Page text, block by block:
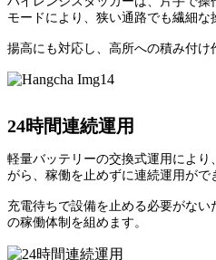
モードにより、狭い通路でも繊細な
揚高にも対応し、高所への積み付け
24時間連続運用
軽量バッテリーの交換式運用によ
がら、稼働を止めずに連続運用がで
充電待ちで設備を止める必要がな
の稼働体制を組めます。